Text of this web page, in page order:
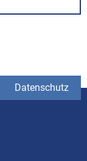
Datenschutz